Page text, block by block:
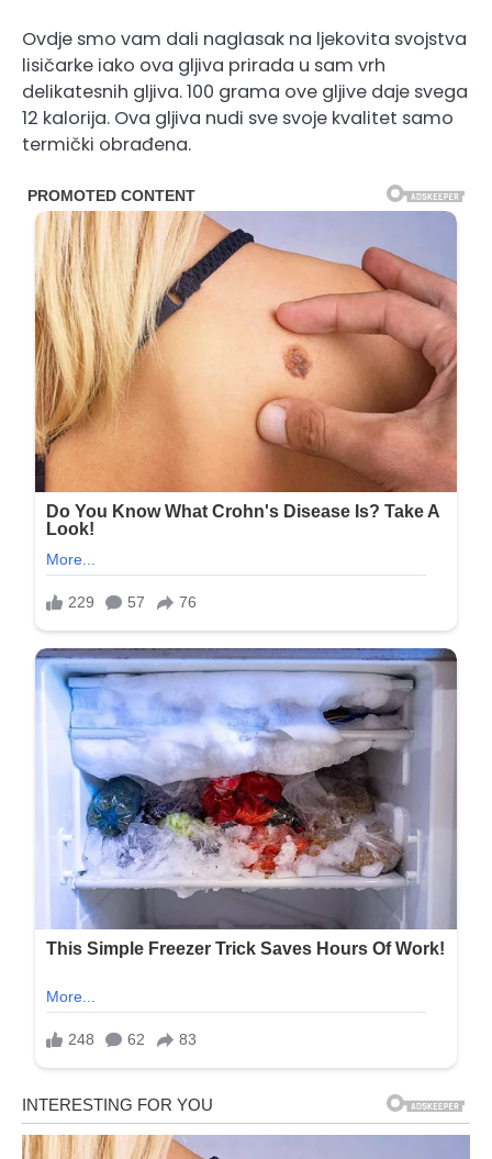
Ovdje smo vam dali naglasak na ljekovita svojstva
lisičarke iako ova gljiva prirada u sam vrh
delikatesnih gljiva. 100 grama ove gljive daje svega
12 kalorija. Ova gljiva nudi sve svoje kvalitet samo
termički obrađena.